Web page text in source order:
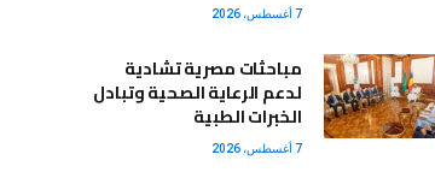
7 أغسطس، 2026
مباحثات مصرية تشادية
لدعم الرعاية الصحية وتبادل
الخبرات الطبية
7 أغسطس، 2026